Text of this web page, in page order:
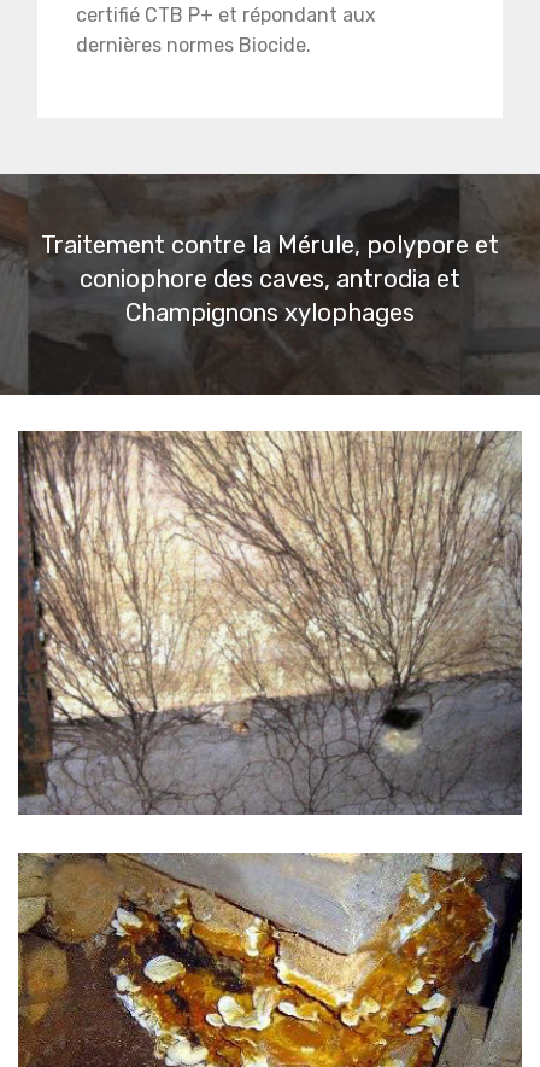
certifié CTB P+ et répondant aux
dernières normes Biocide.
Traitement contre la Mérule, polypore et
coniophore des caves, antrodia et
Champignons xylophages